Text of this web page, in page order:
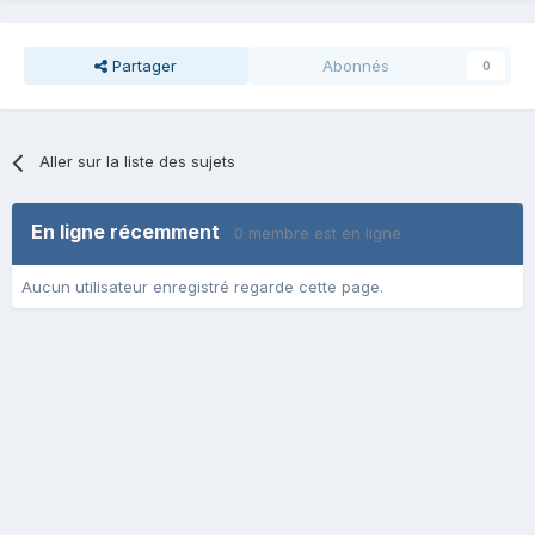
Partager Abonnés 0
Aller sur la liste des sujets
En ligne récemment 0 membre est en ligne
Aucun utilisateur enregistré regarde cette page.